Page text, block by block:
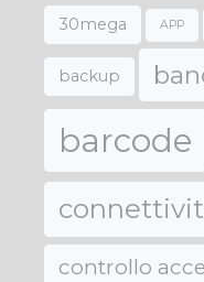
30mega APP
backup
barcode
controllo